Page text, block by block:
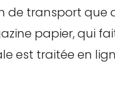
de transport que
papier, qui
est traitée en